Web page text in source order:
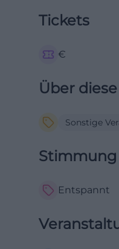
Tickets
€
Über
Sonstige
Stimmung
Entspannt